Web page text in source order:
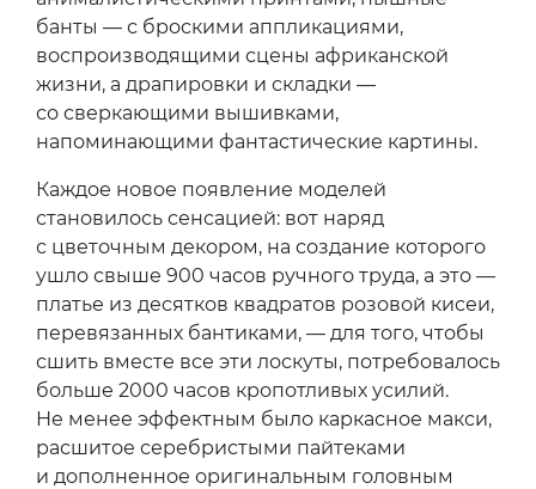
банты — с броскими аппликациями,
воспроизводящими сцены африканской
жизни, а драпировки и складки —
со сверкающими вышивками,
напоминающими фантастические картины.
Каждое новое появление моделей
становилось сенсацией: вот наряд
с цветочным декором, на создание которого
ушло свыше 900 часов ручного труда, а это —
платье из десятков квадратов розовой кисеи,
перевязанных бантиками, — для того, чтобы
сшить вместе все эти лоскуты, потребовалось
больше 2000 часов кропотливых усилий.
Не менее эффектным было каркасное макси,
расшитое серебристыми пайтеками
и дополненное оригинальным головным